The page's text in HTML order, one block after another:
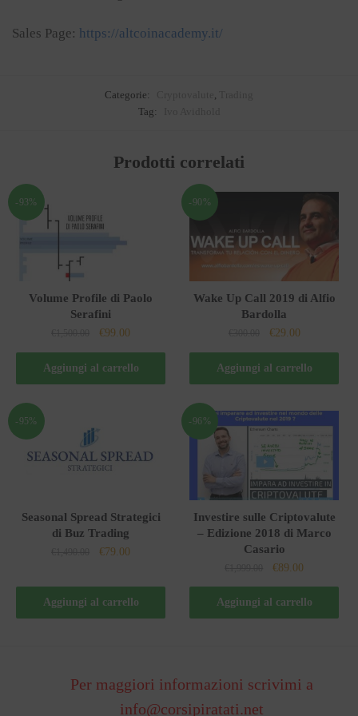
Sales Page: https://altcoinacademy.it/
Categorie:
Tag:
Prodotti correlati
-93%
Volume Profile di Paolo
Serafini
Il
originale
era:
€99.00
attuale
è:
Aggiungi al carrello
-90%
Wake Up Call 2019 di Alfio
Bardolla
Il
originale
era:
€29.00Il
attuale
è:
Aggiungi al carrello
-95%
Seasonal Spread Strategici
di Buz Trading
Il
originale
era:
€1,490.00.
€79.00
attuale
è:
€79.00.
Aggiungi al carrello
-96%
Investire sulle Criptovalute
– Edizione 2018 di Marco
Casario
Il
prezzo
originale
era:
€89.00
prezzo
attuale
è:
Aggiungi al carrello
Per maggiori informazioni scrivimi a
info@corsipiratati.net